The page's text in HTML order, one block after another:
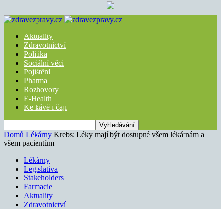
Aktuality
Zdravotnictví
Politika
Sociální věci
Pojištění
Pharma
Rozhovory
E-Health
Ke kávě i čaji
Domů Lékárny Krebs: Léky mají být dostupné všem lékárnám a
všem pacientům
Lékárny
Legislativa
Stakeholders
Farmacie
Aktuality
Zdravotnictví